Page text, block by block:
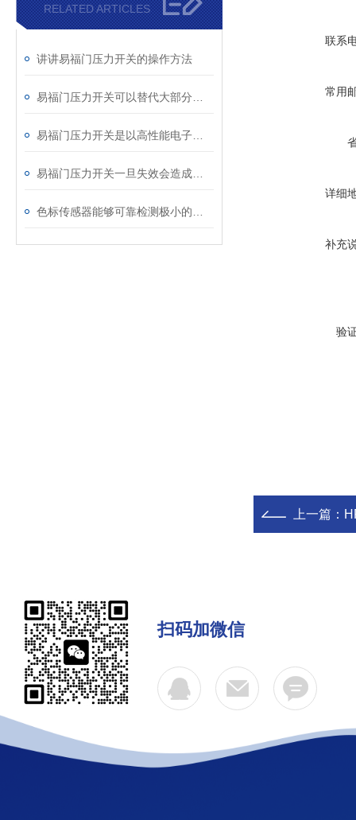
RELATED ARTICLES
讲讲易福门压力开关的操作方法
联系
常用
详细
补充
验
上一篇：
扫码加微信